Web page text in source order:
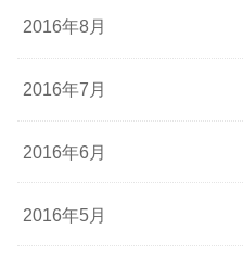
2016年8月
2016年7月
2016年6月
2016年5月